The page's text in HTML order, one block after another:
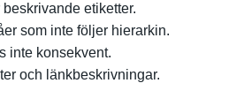
etiketter.
som inte följer hierarkin.
inte konsekvent.
och länkbeskrivningar.